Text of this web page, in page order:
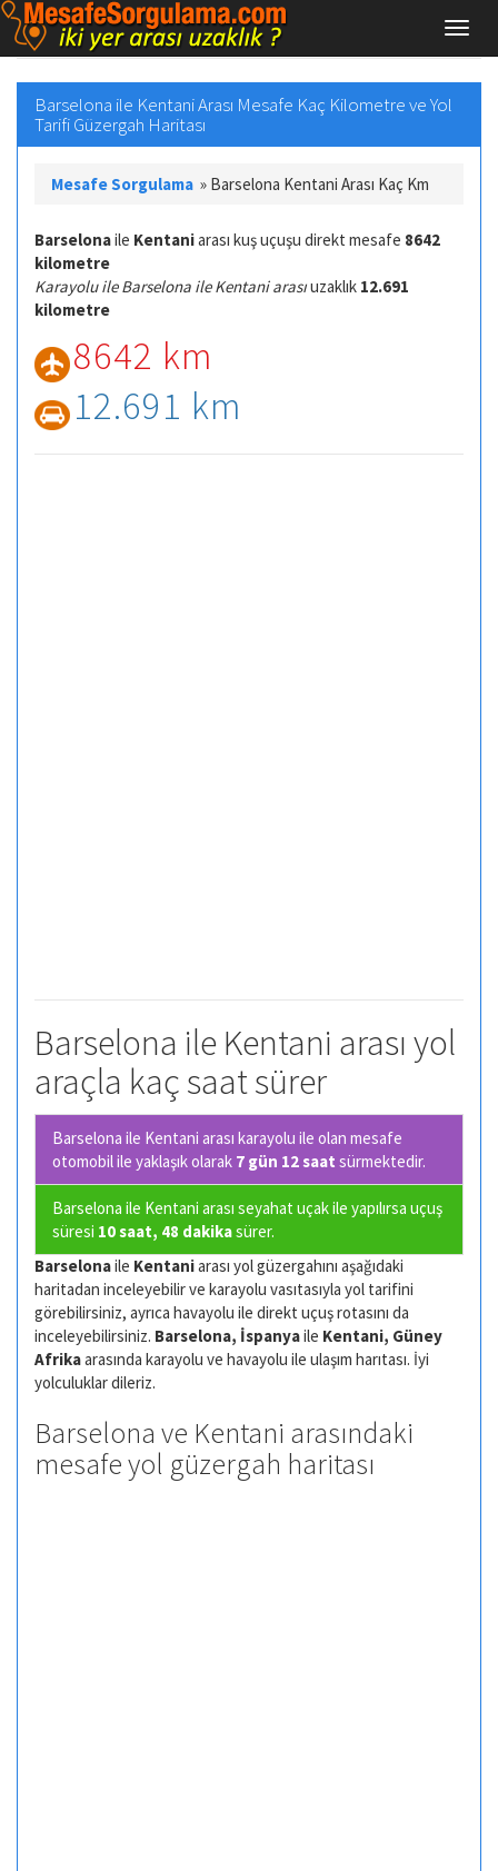
Barselona ile Kentani Arası Mesafe Kaç Kilometre ve Yol
Tarifi Güzergah Haritası
Mesafe Sorgulama » Barselona Kentani Arası Kaç Km
Barselonaile Kentaniarası kuş uçuşu direkt mesafe 8642
kilometre
Karayolu ile Barselona ile Kentani arasıuzaklık 12.691
kilometre
8642 km
12.691 km
Barselona ile Kentani arası yol
araçla kaç saat sürer
Barselona ile Kentani arası karayolu ile olan mesafe
otomobil ile yaklaşık olarak 7 gün 12 saat sürmektedir.
Barselona ile Kentani arası seyahat uçak ile yapılırsa uçuş
süresi 10 saat, 48 dakikasürer.
Barselonaile Kentaniarası yol güzergahını aşağıdaki
haritadan inceleyebilir ve karayolu vasıtasıyla yol tarifini
görebilirsiniz, ayrıca havayolu ile direkt uçuş rotasını da
inceleyebilirsiniz. Barselona, İspanyaile Kentani, Güney
Afrikaarasında karayolu ve havayolu ile ulaşım harıtası. İyi
yolculuklar dileriz.
Barselona ve Kentani arasındaki
mesafe yol güzergah haritası